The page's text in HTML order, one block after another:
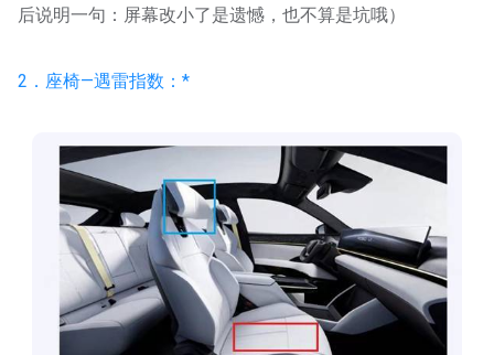
后说明一句：屏幕改小了是遗憾，也不算是坑哦）
2．座椅—遇雷指数：*